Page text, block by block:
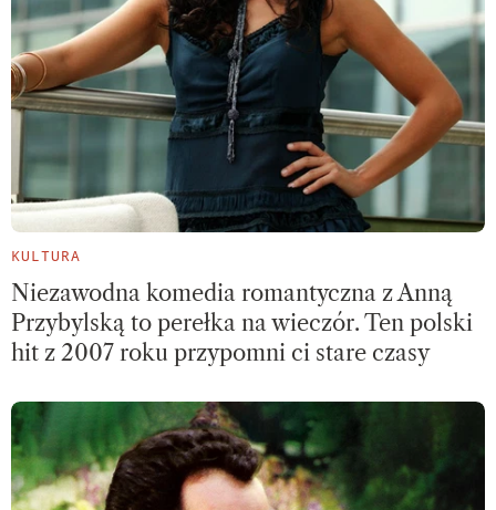
KULTURA
Niezawodna komedia romantyczna z Anną
Przybylską to perełka na wieczór. Ten polski
hit z 2007 roku przypomni ci stare czasy